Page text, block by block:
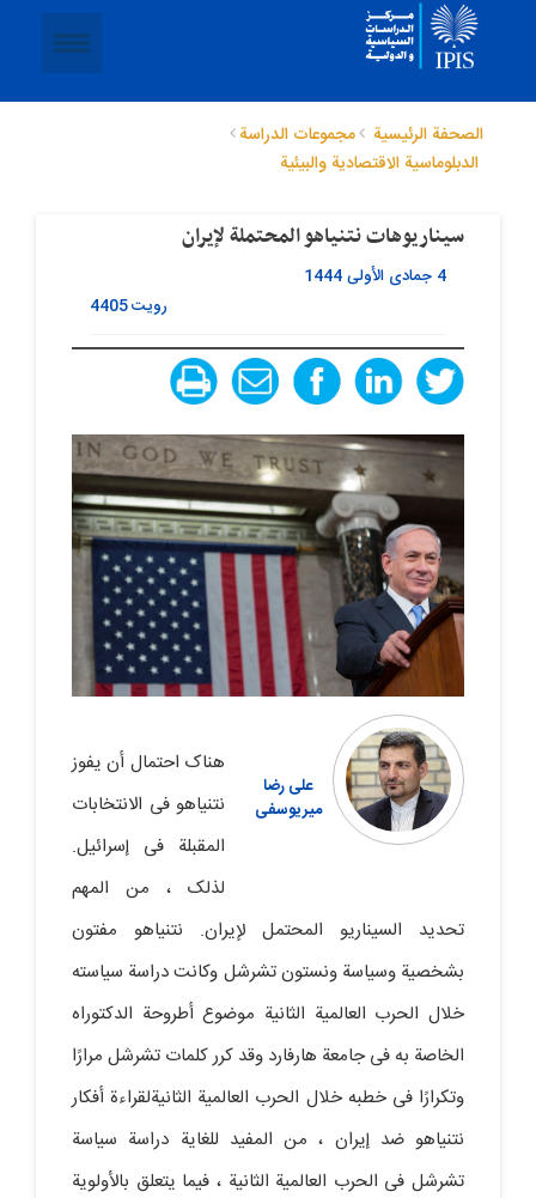
الصحفة الرئيسية
مجموعات الدراسة
الدبلوماسیة الاقتصادیة والبیئیة
سیناریوهات نتنیاهو المحتملة لإیران
4 جمادى الأولى 1444
رویت4405
علی رضا
میریوسفی
هناک احتمال أن یفوز
نتنیاهو فی الانتخابات
المقبلة فی إسرائیل.
لذلک ، من المهم
تحدید السیناریو المحتمل لإیران. نتنیاهو مفتون
بشخصیة وسیاسة ونستون تشرشل وکانت دراسة سیاسته
خلال الحرب العالمیة الثانیة موضوع أطروحة الدکتوراه
الخاصة به فی جامعة هارفارد وقد کرر کلمات تشرشل مرارًا
وتکرارًا فی خطبه خلال الحرب العالمیة الثانیةلقراءة أفکار
نتنیاهو ضد إیران ، من المفید للغایة دراسة سیاسة
تشرشل فی الحرب العالمیة الثانیة ، فیما یتعلق بالأولویة